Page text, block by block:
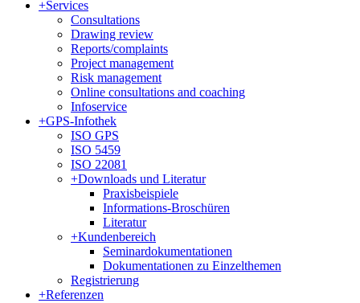
+Services
Consultations
Drawing review
Reports/complaints
Project management
Risk management
Online consultations and coaching
Infoservice
+GPS-Infothek
ISO GPS
ISO 5459
ISO 22081
+Downloads und Literatur
Praxisbeispiele
Informations-Broschüren
Literatur
+Kundenbereich
Seminardokumentationen
Dokumentationen zu Einzelthemen
Registrierung
+Referenzen